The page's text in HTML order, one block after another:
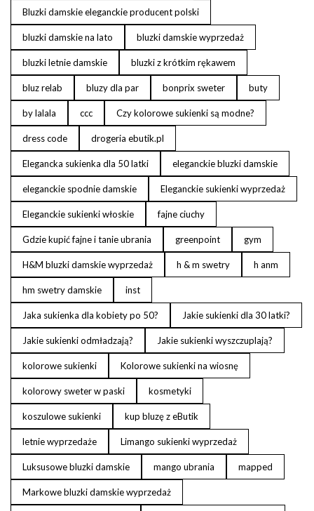
Bluzki damskie eleganckie producent polski
bluzki damskie na lato bluzki damskie wyprzedaż
bluzki letnie damskie bluzki z krótkim rękawem
bluz relab bluzy dla par bonprix sweter buty
by lalala ccc Czy kolorowe sukienki są modne?
dress code drogeria ebutik.pl
Elegancka sukienka dla 50 latki eleganckie bluzki damskie
eleganckie spodnie damskie Eleganckie sukienki wyprzedaż
Eleganckie sukienki włoskie fajne ciuchy
Gdzie kupić fajne i tanie ubrania greenpoint gym
H&M bluzki damskie wyprzedaż h & m swetry h anm
hm swetry damskie inst
Jaka sukienka dla kobiety po 50? Jakie sukienki dla 30 latki?
Jakie sukienki odmładzają? Jakie sukienki wyszczuplają?
kolorowe sukienki Kolorowe sukienki na wiosnę
kolorowy sweter w paski kosmetyki
koszulowe sukienki kup bluzę z eButik
letnie wyprzedaże Limango sukienki wyprzedaż
Luksusowe bluzki damskie mango ubrania mapped
Markowe bluzki damskie wyprzedaż